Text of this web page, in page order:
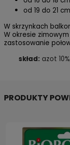
od 19 do 21
W skrzynkach
W okresie
zastosowanie
skład: azot
PRODUKTY